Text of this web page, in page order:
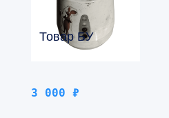
Товар БУ
3 000 ₽